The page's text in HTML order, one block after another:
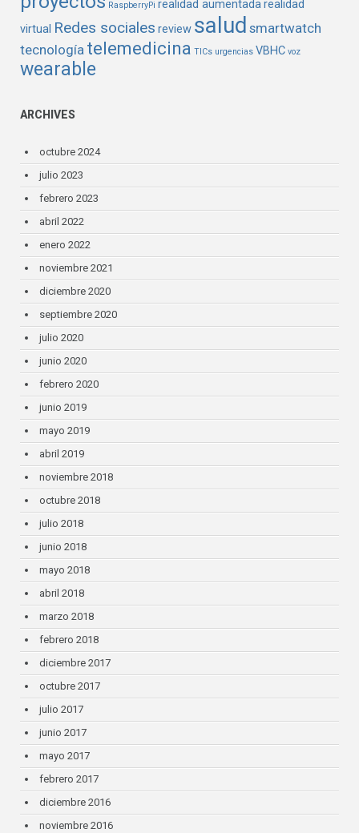
RaspberryPi realidad aumentadarealidad
virtual Redes sociales review salud smartwatch
tecnología telemedicina TICs urgencias VBHC voz
wearable
ARCHIVES
octubre 2024
julio 2023
febrero 2023
abril 2022
enero 2022
noviembre 2021
diciembre 2020
septiembre 2020
julio 2020
junio 2020
febrero 2020
junio 2019
mayo 2019
abril 2019
noviembre 2018
octubre 2018
julio 2018
junio 2018
mayo 2018
abril 2018
marzo 2018
febrero 2018
diciembre 2017
octubre 2017
julio 2017
junio 2017
mayo 2017
febrero 2017
diciembre 2016
noviembre 2016